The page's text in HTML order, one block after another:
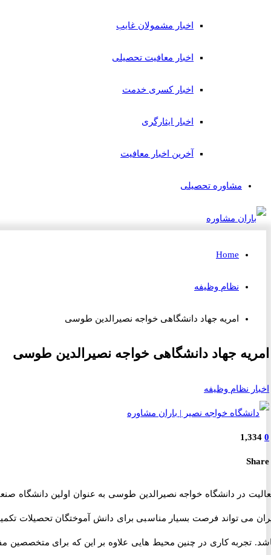
اخبار مشمولان غایب
اخبار معافیت تحصیلی
اخبار کسری خدمت
اخبار ایثارگری
آخرین اخبار معافیت
مشاوره تحصیلی
Home
نظام وظیفه
امریه جهاد دانشگاهی خواجه نصیرالدین طوسی
جهاد دانشگاهی خواجه نصیرالدین طوسی
نظام وظیفه
در دانشگاه خواجه نصیرالدین طوسی به عنوان اولین دانشگاه صنعتی
می تواند فرصت بسیار مناسبی برای دانش آموختگان تحصیلات تکمیلی
تجربه کاری در چنین محیط هایی علاوه بر این که برای متخصصین مفید